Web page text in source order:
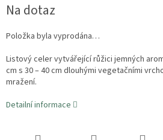
cena:
Na dotaz
Položka byla vyprodána…
Listový celer vytvářející růžici jemných
cm s 30 – 40 cm dlouhými vegetačními
mražení.
Detailní informace